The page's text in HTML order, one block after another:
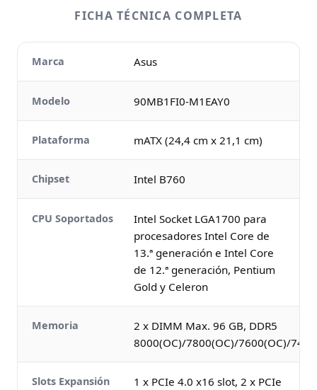
FICHA TÉCNICA COMPLETA
Marca Asus
Modelo 90MB1FI0-M1EAY0
Plataforma mATX (24,4 cm x 21,1 cm)
Chipset Intel B760
CPU Soportados
Intel Socket LGA1700 para
procesadores Intel Core de
13.ª generación e Intel Core
de 12.ª generación, Pentium
Gold y Celeron
Memoria
2 x DIMM Max. 96 GB, DDR5
8000(OC)/7800(OC)/7600(OC)/
Slots Expansión
1 x PCIe 4.0 x16 slot, 2 x PCIe